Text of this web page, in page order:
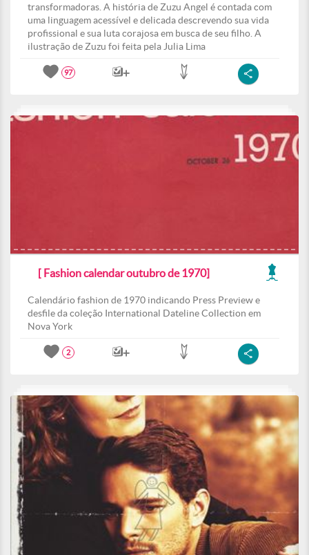
transformadoras. A história de Zuzu Angel é contada com
uma linguagem acessível e delicada descrevendo sua vida
profissional e sua luta corajosa em busca de seu filho. A
ilustração de Zuzu foi feita pela Julia Lima
97
[ Fashion calendar outubro de 1970]
Calendário fashion de 1970 indicando Press Preview e
desfile da coleção International Dateline Collection em
Nova York
2